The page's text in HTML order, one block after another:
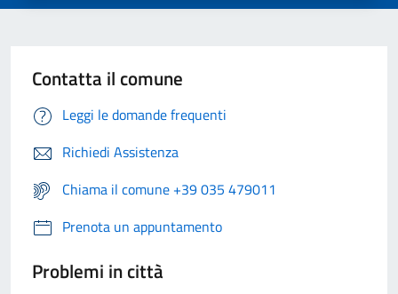
Contatta il comune
Leggi le domande frequenti
Richiedi Assistenza
Chiama il comune +39 035 479011
Prenota un appuntamento
Problemi in città